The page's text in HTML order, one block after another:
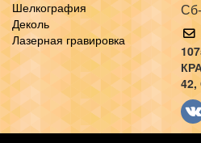
Шелкография
Деколь
Лазерная гравировка
42,